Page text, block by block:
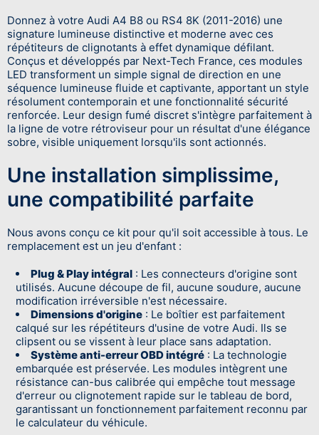
Donnez à votre Audi A4 B8 ou RS4 8K (2011-2016) une
signature lumineuse distinctive et moderne avec ces
répétiteurs de clignotants à effet dynamique défilant.
Conçus et développés par Next-Tech France, ces modules
LED transforment un simple signal de direction en une
séquence lumineuse fluide et captivante, apportant un style
résolument contemporain et une fonctionnalité sécurité
renforcée. Leur design fumé discret s'intègre parfaitement à
la ligne de votre rétroviseur pour un résultat d'une élégance
sobre, visible uniquement lorsqu'ils sont actionnés.
Une installation simplissime,
une compatibilité parfaite
Nous avons conçu ce kit pour qu'il soit accessible à tous. Le
remplacement est un jeu d'enfant :
Plug & Play intégral : Les connecteurs d'origine sont
utilisés. Aucune découpe de fil, aucune soudure, aucune
modification irréversible n'est nécessaire.
Dimensions d'origine : Le boîtier est parfaitement
calqué sur les répétiteurs d'usine de votre Audi. Ils se
clipsent ou se vissent à leur place sans adaptation.
Système anti-erreur OBD intégré : La technologie
embarquée est préservée. Les modules intègrent une
résistance can-bus calibrée qui empêche tout message
d'erreur ou clignotement rapide sur le tableau de bord,
garantissant un fonctionnement parfaitement reconnu par
le calculateur du véhicule.